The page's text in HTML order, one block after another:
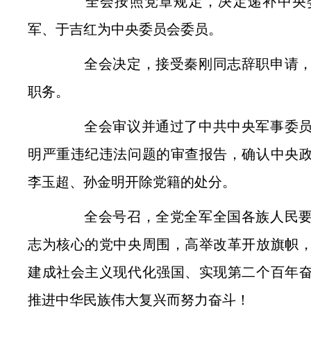
军、于吉红为中央委员会委员。
全会决定，接受秦刚同志辞职申请
职务。
全会审议并通过了中共中央军事委
明严重违纪违法问题的审查报告，确认中央
李玉超、孙金明开除党籍的处分。
全会号召，全党全军全国各族人民
志为核心的党中央周围，高举改革开放旗帜
建成社会主义现代化强国、实现第二个百年
推进中华民族伟大复兴而努力奋斗！